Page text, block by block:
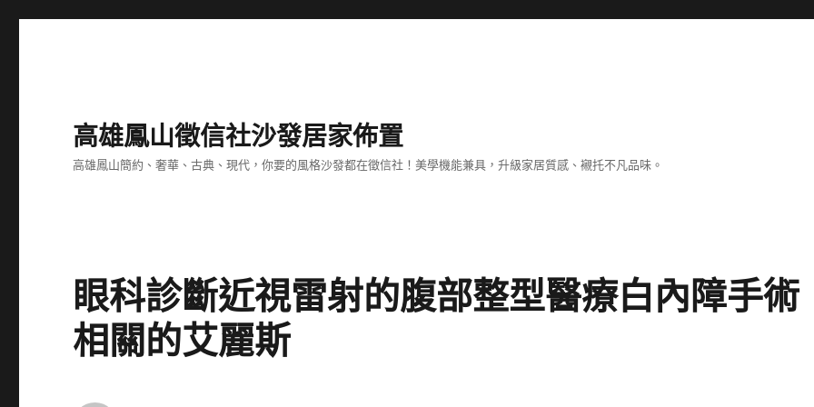
高雄鳳山徵信社沙發居家佈置
高雄鳳山簡約、奢華、古典、現代，你要的風格沙發都在徵信社！美學機能兼具，升級家居質感、襯托不凡品味。
眼科診斷近視雷射的腹部整型醫療白內障手術
相關的艾麗斯